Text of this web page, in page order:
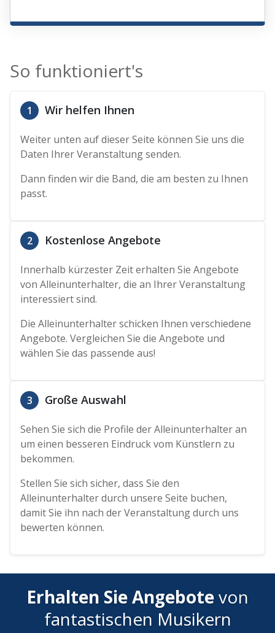
So funktioniert's
1 Wir helfen Ihnen
Weiter unten auf dieser Seite können Sie uns die
Daten Ihrer Veranstaltung senden.
Dann finden wir die Band, die am besten zu Ihnen
passt.
2 Kostenlose Angebote
Innerhalb kürzester Zeit erhalten Sie Angebote
von Alleinunterhalter, die an Ihrer Veranstaltung
interessiert sind.
Die Alleinunterhalter schicken Ihnen verschiedene
Angebote. Vergleichen Sie die Angebote und
wählen Sie das passende aus!
3 Große Auswahl
Sehen Sie sich die Profile der Alleinunterhalter an
um einen besseren Eindruck vom Künstlern zu
bekommen.
Stellen Sie sich sicher, dass Sie den
Alleinunterhalter durch unsere Seite buchen,
damit Sie ihn nach der Veranstaltung durch uns
bewerten können.
Erhalten Sie Angebotevon
fantastischen Musikern